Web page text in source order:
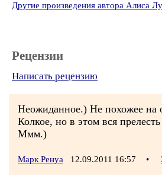
Другие произведения автора Алиса
Рецензии
Написать рецензию
Неожиданное.) Не похожее на
Колкое, но в этом вся
Ммм.)
Марк Ренуа 12.09.2011 16:57 •